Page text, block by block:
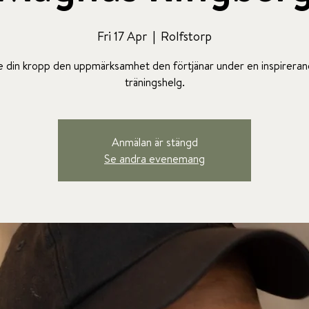
Fri 17 Apr
  |
Rolfstorp
din kropp den uppmärksamhet den förtjänar under en
träningshelg.
Anmälan är stängd
Se andra evenemang